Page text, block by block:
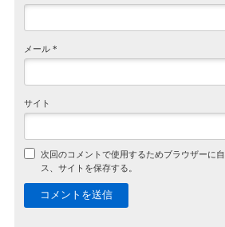
メール*
サイト
次回のコメントで使用するためブラウザーに
ス、サイトを保存する。